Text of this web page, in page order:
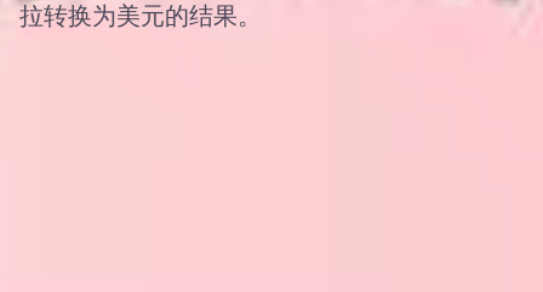
拉转换为美元的结果。